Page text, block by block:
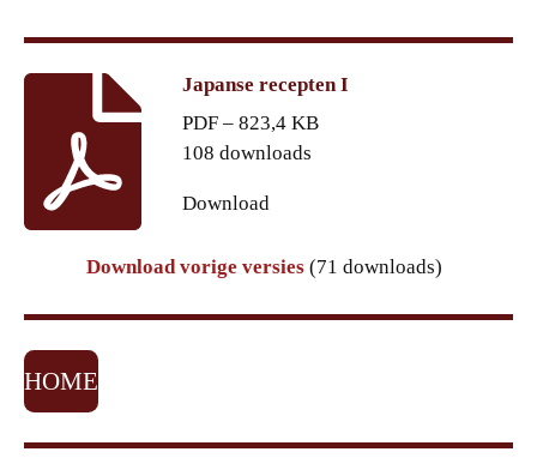
Japanse recepten I
PDF – 823,4 KB
108 downloads
Download
Download vorige versies (71 downloads)
HOME